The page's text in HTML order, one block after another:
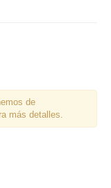
de
más detalles.